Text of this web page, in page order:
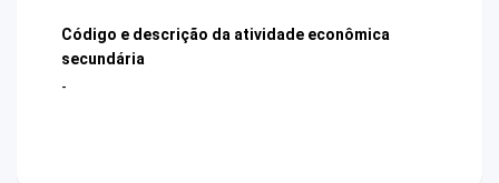
Código e descrição da atividade econômica
secundária
-